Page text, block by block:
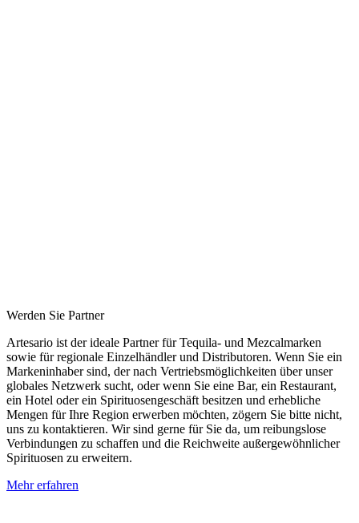
Werden Sie Partner
Artesario ist der ideale Partner für Tequila- und Mezcalmarken
sowie für regionale Einzelhändler und Distributoren. Wenn Sie ein
Markeninhaber sind, der nach Vertriebsmöglichkeiten über unser
globales Netzwerk sucht, oder wenn Sie eine Bar, ein Restaurant,
ein Hotel oder ein Spirituosengeschäft besitzen und erhebliche
Mengen für Ihre Region erwerben möchten, zögern Sie bitte nicht,
uns zu kontaktieren. Wir sind gerne für Sie da, um reibungslose
Verbindungen zu schaffen und die Reichweite außergewöhnlicher
Spirituosen zu erweitern.
Mehr erfahren